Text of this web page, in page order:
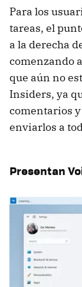
Para los
tareas, el
a la derecha
comenzando
que aún no
Insiders, ya
comentarios
enviarlos a
Presentan